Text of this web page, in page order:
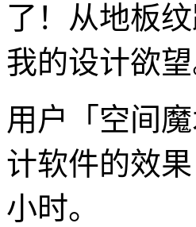
了！从地板
我的设计欲望
用户「空间
计软件的效
小时。